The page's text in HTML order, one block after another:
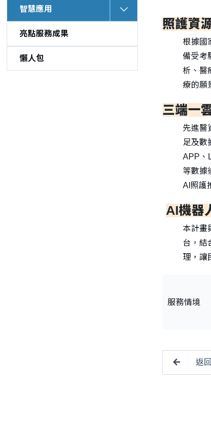
智慧應用
亮點服務成果
懶人包
照護資
根據國
備受考
析、醫
療的願
三端一
先進醫
足及數
APP、
等數據
AI照護
AI機器
本計畫
台，結
理，讓
服務情境
返回